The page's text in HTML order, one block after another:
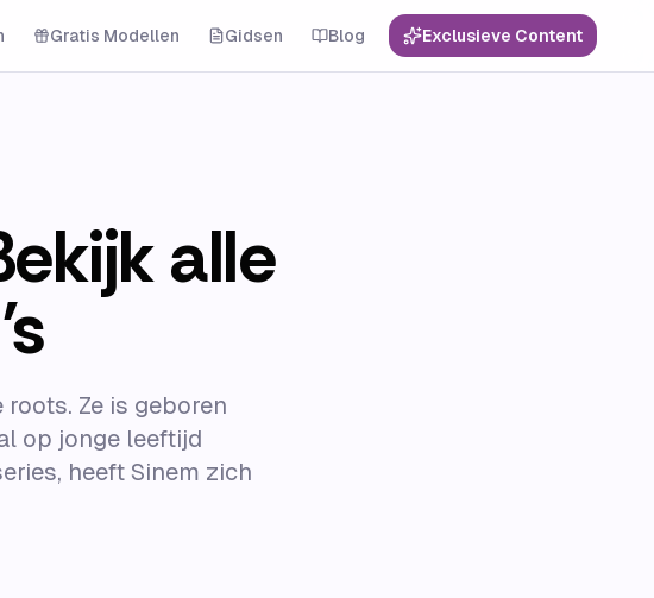
Gratis Modellen Gidsen Blog Exclusieve Content
alle
Ze is geboren
op jonge leeftijd
heeft Sinem zich